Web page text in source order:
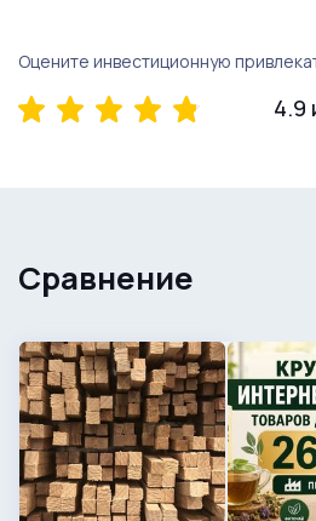
Оцените инвестиционную
4.9
Сравнение